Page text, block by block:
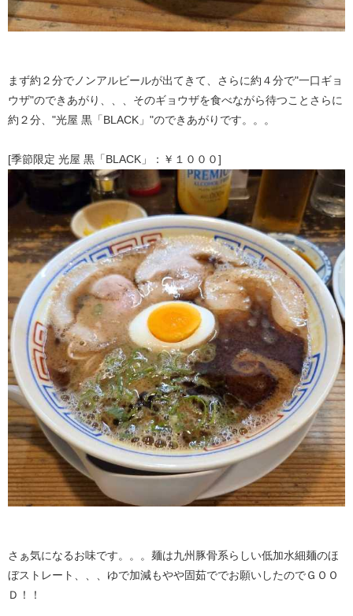
まず約２分でノンアルビールが出てきて、さらに約４分で"一口ギョ
ウザ"のできあがり、、、そのギョウザを食べながら待つことさらに
約２分、"光屋 黒「BLACK」"のできあがりです。。。
[季節限定 光屋 黒「BLACK」：￥１０００]
さぁ気になるお味です。。。麺は九州豚骨系らしい低加水細麺のほ
ぼストレート、、、ゆで加減もやや固茹ででお願いしたのでＧＯＯ
Ｄ！！